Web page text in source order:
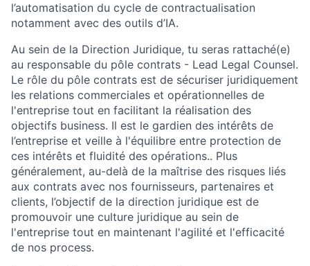
l’automatisation du cycle de contractualisation
notamment avec des outils d’IA.
Au sein de la Direction Juridique, tu seras rattaché(e)
au responsable du pôle contrats - Lead Legal Counsel.
Le rôle du pôle contrats est de sécuriser juridiquement
les relations commerciales et opérationnelles de
l'entreprise tout en facilitant la réalisation des
objectifs business. Il est le gardien des intérêts de
l’entreprise et veille à l'équilibre entre protection de
ces intérêts et fluidité des opérations.. Plus
généralement, au-delà de la maîtrise des risques liés
aux contrats avec nos fournisseurs, partenaires et
clients, l’objectif de la direction juridique est de
promouvoir une culture juridique au sein de
l'entreprise tout en maintenant l'agilité et l'efficacité
de nos process.